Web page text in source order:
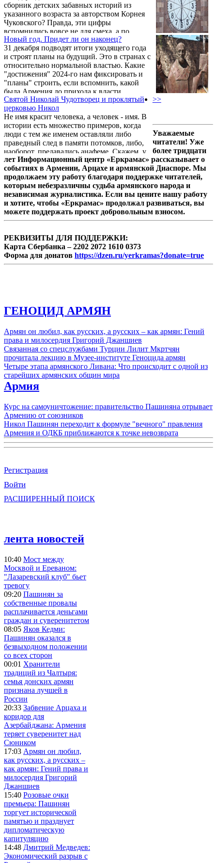
периодически теряя независимость, часть
армян покидала родную землю,
обустраиваясь в других странах. Сказать,
что там принимали чужаков с
распростертыми объятиями, будет ...
сборник детских забавных историй из
указанного возраста за авторством Корнея
Чуковского? Правда, эти цифры
вспомнились вовсе не для смеха, а по
совершенно иной причине...
Новый год. Придет ли он наконец?
31 декабря подводят итоги уходящего года
и строят планы на будущий. Это в странах с
относительно нормальной властью. Какие
"достижения" 2024-го нам фиксировать и
"планы" строить, если вспомнить, какой
была Армения до прихода к власти
"революционеров" 8 мая 2018 года, и во что
превратилась страна на финише
нынешнего, 2024-го?
Святой Николай Чудотворец и проклятый
церковью Никол
Не имя красит человека, а человек - имя. В
истории есть множество примеров, когда
люди с тем же именем оставляли либо
праведный след в памяти потомков, либо,
наоборот, предавались анафеме. Скажем, у
нас Саргисом зовут и почитаемого всеми
святого, и князя Вест-Саргиса, сыгравшего
подлую роль при падении столицы Ани в
начале XI века. Вспомним о двух
исторических персонажах, носивших то же
имя.
>>
Уважаемые
читатели! Уже
более тридцати
лет Информационный центр «Еркрамас» рассказывает о
событиях в Армении, Арцахе и армянской Диаспоре. Мы
продолжаем эту работу благодаря поддержке читателей,
которым небезразличны судьба армянского народа и
независимая журналистика. Если вы цените нашу работу
и хотите, чтобы «Еркрамас» продолжал развиваться, вы
можете поддержать проект добровольным взносом.
РЕКВИЗИТЫ ДЛЯ ПОДДЕРЖКИ:
Карта Сбербанка – 2202 2072 1610 0373
Форма для донатов https://dzen.ru/yerkramas?donate=true
ГЕНОЦИД АРМЯН
Армян он любил, как русских, а русских – как армян: Гений
права и милосердия Григорий Джаншиев
Связанная со спецслужбами Турции Лилит Мкртчян
прочитала лекцию в Музее-институте Геноцида армян
Четыре этапа армянского Ливана: Что происходит с одной из
старейших армянских общин мира
Армия
Курс на самоуничтожение: правительство Пашиняна отрывает
Армению от союзников
Никол Пашинян переходит к формуле "вечного" правления
Армения и ОДКБ приближаются к точке невозврата
Регистрация
Войти
РАСШИРЕННЫЙ ПОИСК
лента новостей
10:40 Мост между
Москвой и Ереваном:
"Лазаревский клуб" бьет
тревогу
09:20 Пашинян за
собственные провалы
расплачивается деньгами
граждан и суверенитетом
08:05 Яков Кедми:
Пашинян оказался в
безвыходном положении
со всех сторон
00:01 Хранители
традиций из Чалтыря:
семья донских армян
признана лучшей в
России
20:33 Забвение Арцаха и
коридор для
Азербайджана: Армения
теряет суверенитет над
Сюником
17:03 Армян он любил,
как русских, а русских –
как армян: Гений права и
милосердия Григорий
Джаншиев
15:40 Розовые очки
премьера: Пашинян
торгует исторической
памятью и празднует
дипломатическую
капитуляцию
14:48 Дмитрий Медведев:
Экономический разрыв с